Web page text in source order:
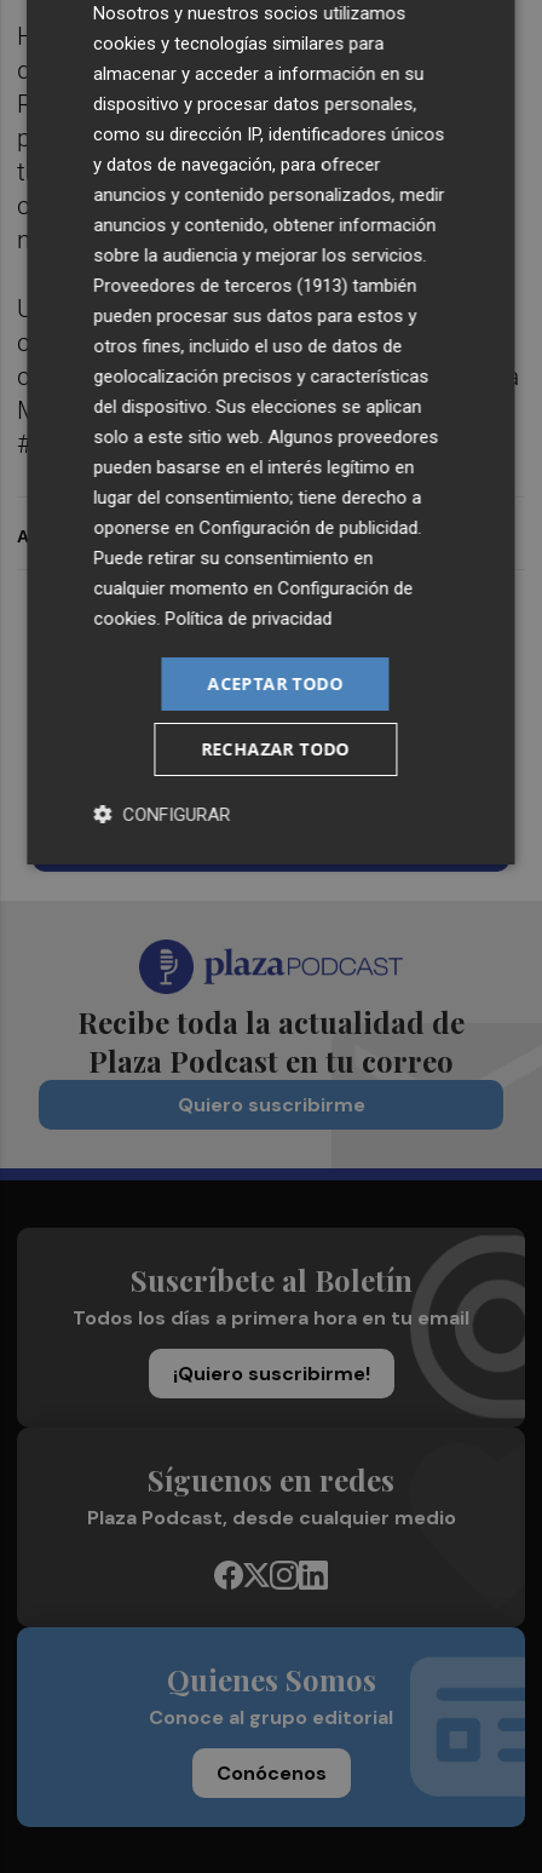
Lo Más Escuchado
Suscríbete al canal de
Whatsapp
Siempre al día de las últimas noticias
¡Quiero suscribirme!
Hoy hemos hablado del pasado y del futuro
de la comunicación y la política. José Forés
Romero y Joseca Arnau nos han explicado
porqué es necesario el periodismo y el
trabajo de los periodistas, porque la
comunicación es crucial para conocer
nuestro alrededor.
Un día más, en A pie de calle hablamos de
comunicación y política de primera mano
con profesionales. En A pie de calle, desde la
Marina de València, un día más #apiedecalle
#radioontheroad #radioneta.
ARCHIVADO EN
Recibe toda la actualidad de
Plaza Podcast en tu correo
Quiero suscribirme
Suscríbete al Boletín
Todos los días a primera hora en tu email
¡Quiero suscribirme!
Síguenos en redes
Plaza Podcast, desde cualquier medio
Quienes Somos
Conoce al grupo editorial
Conócenos
Nosotros y nuestros socios utilizamos
cookies y tecnologías similares para
almacenar y acceder a información en su
dispositivo y procesar datos personales,
como su dirección IP, identificadores únicos
y datos de navegación, para ofrecer
anuncios y contenido personalizados, medir
anuncios y contenido, obtener información
sobre la audiencia y mejorar los servicios.
Proveedores de terceros (1913) también
pueden procesar sus datos para estos y
otros fines, incluido el uso de datos de
geolocalización precisos y características
del dispositivo. Sus elecciones se aplican
solo a este sitio web. Algunos proveedores
pueden basarse en el interés legítimo en
lugar del consentimiento; tiene derecho a
oponerse enConfiguración de publicidad
Puede retirar su consentimiento en
cualquier momento enConfiguración de
cookies .Política de privacidad
ACEPTAR TODO
RECHAZAR TODO
CONFIGURAR